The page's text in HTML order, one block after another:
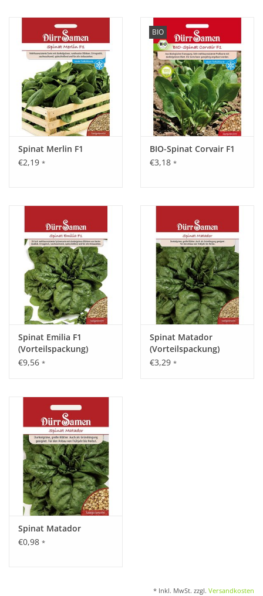
Spinat Merlin F1
€2,19 *
BIO
BIO-Spinat Corvair F1
€3,18 *
Spinat Emilia F1
(Vorteilspackung)
€9,56 *
Spinat Matador
(Vorteilspackung)
€3,29 *
Spinat Matador
€0,98 *
* Inkl. MwSt. zzgl. Versandkosten